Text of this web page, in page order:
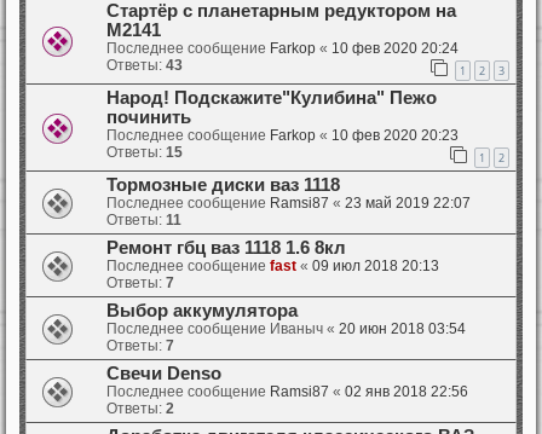
Стартёр с планетарным редуктором на
М2141
Последнее сообщение Farkop « 10 фев 2020 20:24
Ответы: 43 1 2 3
Народ! Подскажите"Кулибина" Пежо
починить
Последнее сообщение Farkop « 10 фев 2020 20:23
Ответы: 15 1 2
Тормозные диски ваз 1118
Последнее сообщение Ramsi87 « 23 май 2019 22:07
Ответы: 11
Ремонт гбц ваз 1118 1.6 8кл
Последнее сообщение fast « 09 июл 2018 20:13
Ответы: 7
Выбор аккумулятора
Последнее сообщение Иваныч « 20 июн 2018 03:54
Ответы: 7
Свечи Denso
Последнее сообщение Ramsi87 « 02 янв 2018 22:56
Ответы: 2